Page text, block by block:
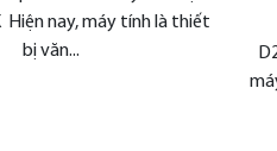
Hiện nay, máy tính là thiết
bị văn...